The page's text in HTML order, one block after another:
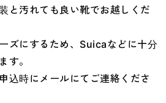
と汚れても良い靴でお越しくだ
ズにするため、Suicaなどに十分
す。
込時にメールにてご連絡くださ